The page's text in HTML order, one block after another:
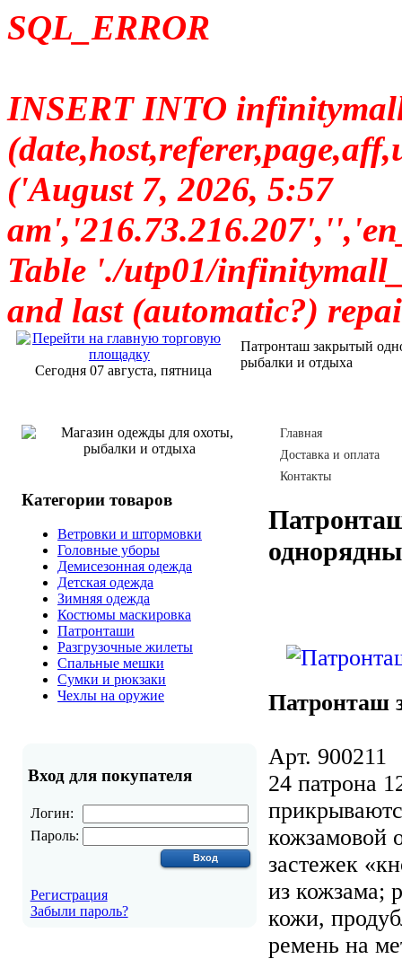
SQL_ERROR
INSERT INTO
('August 7, 2026, 5:57
Table './utp01/
and last (automatic?)
Сегодня 07 августа, пятница
Патронташ закрытый
рыбалки и отдыха
Категории товаров
Ветровки и штормовки
Головные уборы
Демисезонная одежда
Детская одежда
Зимняя одежда
Костюмы маскировка
Патронташи
Разгрузочные жилеты
Спальные мешки
Сумки и рюкзаки
Чехлы на оружие
Вход для покупателя
Логин:
Пароль:
Регистрация
Забыли пароль?
Главная
Доставка и оплата
Контакты
Патронташ
Арт. 900211
24 патрона
кожзамовой
застежек
из кожзама;
кожи,
ремень на